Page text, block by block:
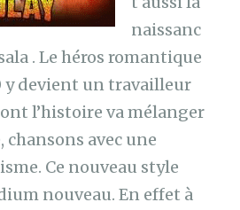
naissanc
. Le héros romantique
y devient un travailleur
l’histoire va mélanger
chansons avec une
Ce nouveau style
nouveau. En effet à